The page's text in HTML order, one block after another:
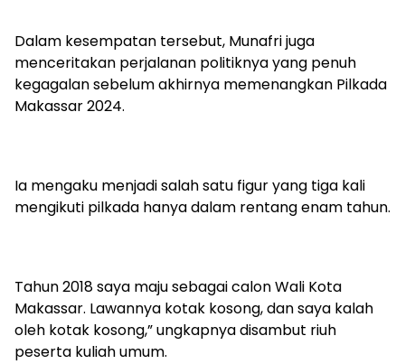
Dalam kesempatan tersebut, Munafri juga
menceritakan perjalanan politiknya yang penuh
kegagalan sebelum akhirnya memenangkan Pilkada
Makassar 2024.
Ia mengaku menjadi salah satu figur yang tiga kali
mengikuti pilkada hanya dalam rentang enam tahun.
Tahun 2018 saya maju sebagai calon Wali Kota
Makassar. Lawannya kotak kosong, dan saya kalah
oleh kotak kosong,” ungkapnya disambut riuh
peserta kuliah umum.